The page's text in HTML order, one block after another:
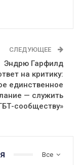
СЛЕДУЮЩЕЕ
Эндрю Гарфилд
на критику:
единственное
— служить
сообществу»
Все